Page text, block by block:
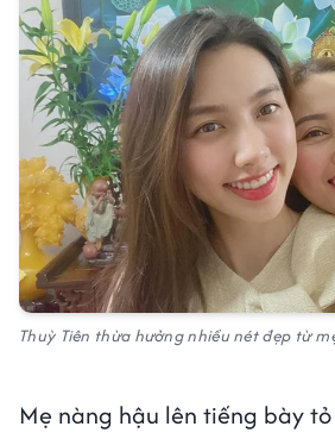
Thuỳ Tiên thừa hưởng nhiều nét đẹp từ
Mẹ nàng hậu lên tiếng bày